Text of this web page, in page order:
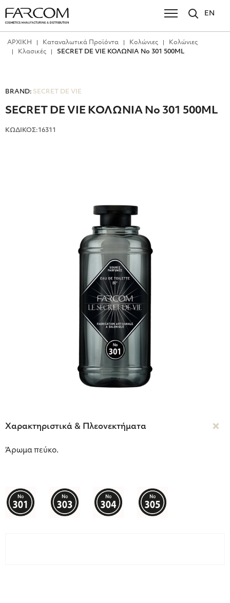
EN
ΑΡΧΙΚΗ Καταναλωτικά Προϊόντα Κολώνιες
Κολώνιες
Κλασικές
SECRET DE VIE ΚΟΛΩΝΙΑ No 301 500ML
BRAND: SECRET DE VIE
SECRET DE VIE ΚΟΛΩΝΙΑ No 301 500ML
ΚΩΔΙΚΟΣ:16311
Χαρακτηριστικά & Πλεονεκτήματα
Άρωμα πεύκο.